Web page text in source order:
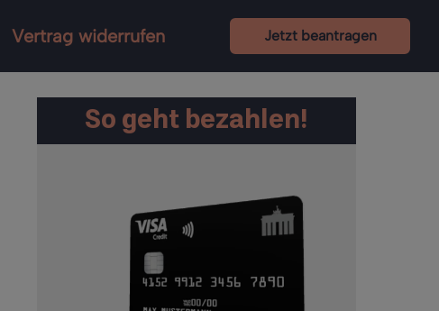
Vertrag widerrufen Jetzt beantragen
So geht bezahlen!